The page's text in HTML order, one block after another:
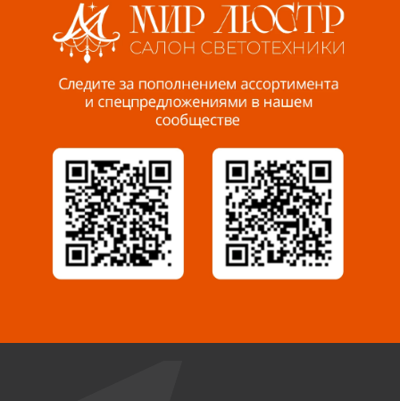
Пенза, ул. Пролетарская, 61 ТЦ "Стройбери"
Миасс, ул. Романенко, 95
8 922 500 30 39
Сызрань, ул. Декабристов, 1А
8 927 009 54 63
Саратов, ул. Танкистов, 37 (БЦ «Дикомп»)